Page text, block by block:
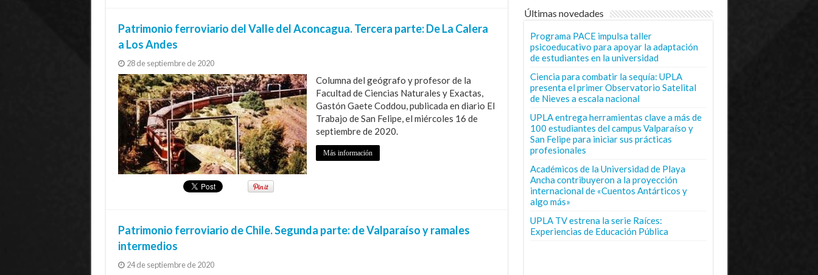
Patrimonio ferroviario del Valle del Aconcagua. Tercera parte: De La Calera
a Los Andes
28 de septiembre de 2020
Columna del geógrafo y profesor de la
Facultad de Ciencias Naturales y Exactas,
Gastón Gaete Coddou, publicada en diario El
Trabajo de San Felipe, el miércoles 16 de
septiembre de 2020.
Más información
Patrimonio ferroviario de Chile. Segunda parte: de Valparaíso y ramales
intermedios
24 de septiembre de 2020
Últimas novedades
Programa PACE impulsa taller
psicoeducativo para apoyar la adaptación
de estudiantes en la universidad
Ciencia para combatir la sequía: UPLA
presenta el primer Observatorio Satelital
de Nieves a escala nacional
UPLA entrega herramientas clave a más de
100 estudiantes del campus Valparaíso y
San Felipe para iniciar sus prácticas
profesionales
Académicos de la Universidad de Playa
Ancha contribuyeron a la proyección
internacional de «Cuentos Antárticos y
algo más»
UPLA TV estrena la serie Raíces:
Experiencias de Educación Pública